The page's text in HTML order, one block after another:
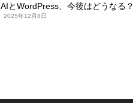
AIとWordPress、今後はどうなる？
2025年12月8日